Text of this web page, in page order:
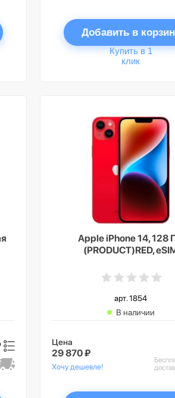
Добавить в
Купить в 1
клик
Apple iPhone 14, 128
(PRODUCT)RED,
арт. 1854
В наличии
Цена
29 870 ₽
Хочу дешевле!